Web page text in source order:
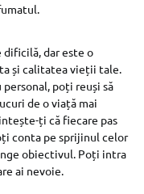
dar este o
și calitatea vieții tale.
poți reuși să
de o viață mai
ți că fiecare pas
conta pe sprijinul celor
obiectivul. Poți intra
ai nevoie.